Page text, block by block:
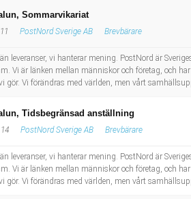
sekreterare
Sommarvikariat
PostNord Sverige AB Brevbärare
leveranser, vi hanterar mening. PostNord är
Vi är länken mellan människor och företag, och
gör. Vi förändras med världen, men vårt
Tidsbegränsad anställning
PostNord Sverige AB Brevbärare
leveranser, vi hanterar mening. PostNord är
Vi är länken mellan människor och företag, och
gör. Vi förändras med världen, men vårt